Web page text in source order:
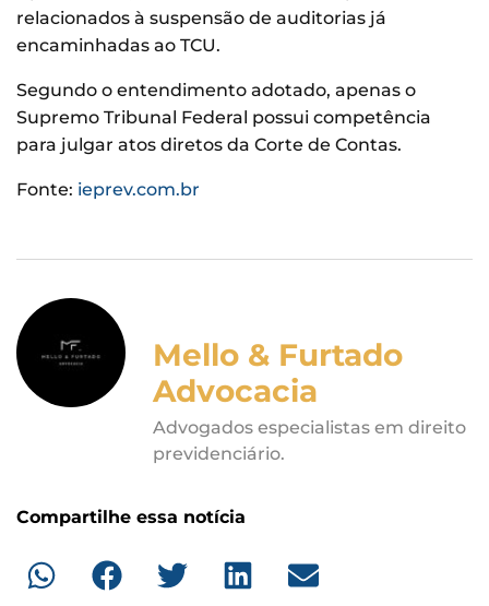
relacionados à suspensão de auditorias já
encaminhadas ao TCU.
Segundo o entendimento adotado, apenas o
Supremo Tribunal Federal possui competência
para julgar atos diretos da Corte de Contas.
Fonte: ieprev.com.br
Mello & Furtado
Advocacia
Advogados especialistas em direito
previdenciário.
Compartilhe essa notícia